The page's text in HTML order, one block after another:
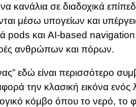
κανάλια σε διαδοχικά
μέσω υπογείων και
pods και AI-based
ροές ανθρώπων και πόρων.
εδώ είναι περισσότερο
την κλασική εικόνα ενός
κόμβο όπου το νερό, το